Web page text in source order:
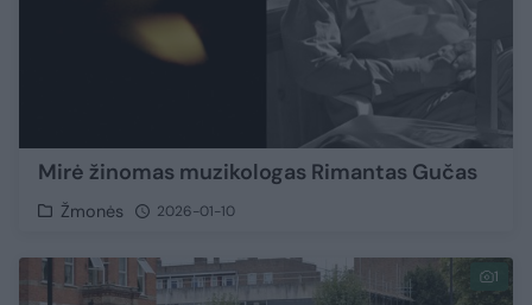
Mirė žinomas muzikologas Rimantas Gučas
Žmonės 2026-01-10
1